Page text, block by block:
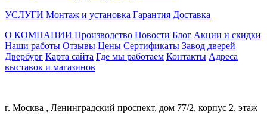
УСЛУГИ Монтаж и установка Гарантия Доставка
О КОМПАНИИ Производство Новости Блог Акции и скидки
Наши работы Отзывы Цены Сертификаты Завод дверей
Двербург Карта сайта Где мы работаем Контакты Адреса
выставок и магазинов
г. Москва , Ленинградский проспект, дом 77/2, корпус 2, этаж